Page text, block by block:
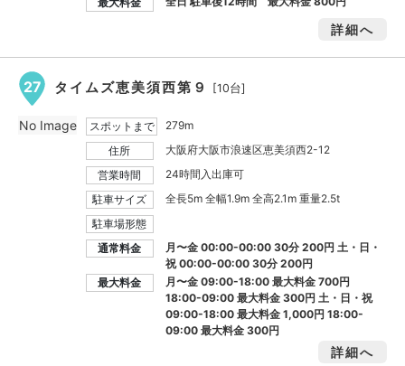
詳細へ
27 タイムズ恵美須西第９ [10台]
スポットまで
279m
住所
大阪府大阪市浪速区恵美須西2-12
営業時間
24時間入出庫可
駐車サイズ
全長5m 全幅1.9m 全高2.1m 重量2.5t
駐車場形態
通常料金
月〜金 00:00-00:00 30分 200円 土・日・
祝 00:00-00:00 30分 200円
最大料金
月〜金 09:00-18:00 最大料金700円
18:00-09:00 最大料金300円土・日・祝
09:00-18:00 最大料金1,000円18:00-
09:00 最大料金300円
詳細へ
No Image